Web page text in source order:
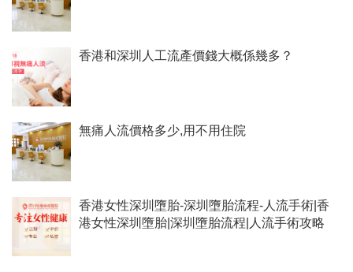
香港和深圳人工流產價錢大概係幾多？
無痛人流價格多少,用不用住院
香港女性深圳墮胎-深圳墮胎流程-人流手術|香
港女性深圳墮胎|深圳墮胎流程|人流手術攻略